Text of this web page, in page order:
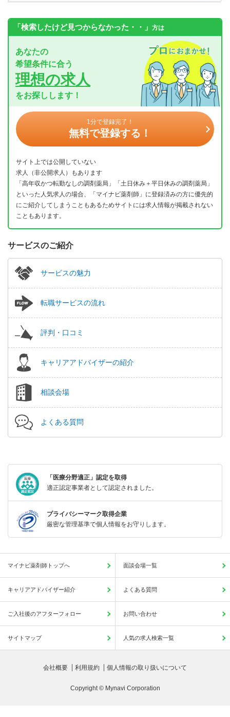
「検索したけど見つからなかった・・」 方は
あなたの
希望条件に合う
理想の求人
をお探しします！
1分で登録完了！
無料で登録する！
サイト上では公開していない
求人（非公開求人）もあります
「高年収かつ転勤なしの調剤薬局」「土日休み＋平日休みの調剤薬局」
といった人気求人の場合、「マイナビ薬剤師」に登録済みの方に優先的
にご紹介してしまうこともあるためサイトには求人情報が掲載されない
こともあります。
サービスのご紹介
サービスの魅力
転職サービスの流れ
評判・口コミ
キャリアアドバイザーの紹介
相談会場
よくある質問
「医療分野適正」認定を取得
適正認定事業者として認定されました。
プライバシーマーク取得企業
厳密な管理基準で個人情報をお守りします。
マイナビ薬剤師トップへ 面談会場一覧
キャリアアドバイザー紹介 よくある質問
ご入社後のアフターフォロー お問い合わせ
サイトマップ 人気の求人検索一覧
会社概要 利用規約 個人情報の取り扱いについて
Copyright © Mynavi Corporation